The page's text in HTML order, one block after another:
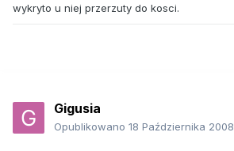
wykryto u niej przerzuty do kosci.
Gigusia
Opublikowano 18 Października 2008